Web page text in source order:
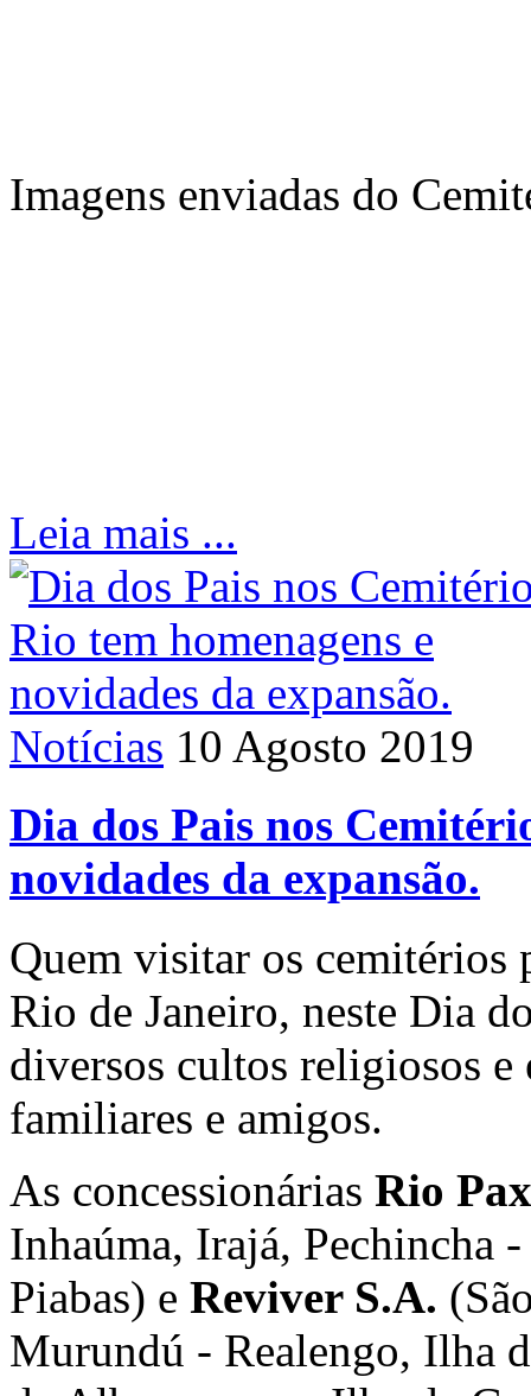
Imagens enviadas do
Leia mais ...
Notícias 10 Agosto 2019
Dia dos Pais nos
novidades da expansão.
Quem visitar os cemitérios
Rio de Janeiro, neste Dia
diversos cultos religiosos e
familiares e amigos.
As concessionárias Rio
Inhaúma, Irajá, Pechincha
Piabas) e Reviver S.A.
Murundú - Realengo, Ilha